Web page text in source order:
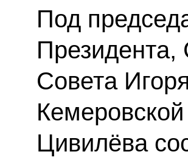
Под
Президента,
Совета
Цивилёва